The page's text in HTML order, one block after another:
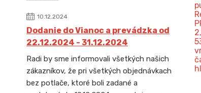
10.12.2024
Dodanie do Vianoc a prevádzka od
22.12.2024 - 31.12.2024
Radi by sme informovali všetkých našich
zákazníkov, že pri všetkých objednávkach
bez potlače, ktoré boli zadané a